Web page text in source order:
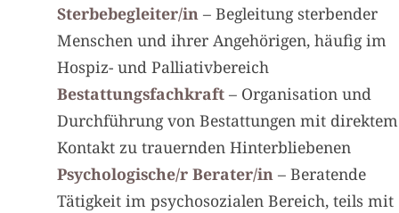
Sterbebegleiter/in – Begleitung sterbender
Menschen und ihrer Angehörigen, häufig im
Hospiz- und Palliativbereich
Bestattungsfachkraft – Organisation und
Durchführung von Bestattungen mit direktem
Kontakt zu trauernden Hinterbliebenen
Psychologische/r Berater/in – Beratende
Tätigkeit im psychosozialen Bereich, teils mit